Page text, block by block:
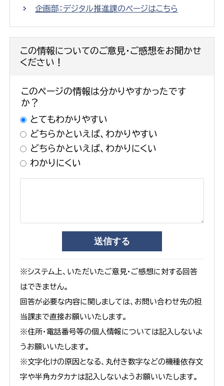
企画部：デジタル推進課のページはこちら
この情報についてのご意見・ご感想をお聞かせ
ください！
このページの情報は分かりやすかったです
か？
とてもわかりやすい
どちらかといえば、わかりやすい
どちらかといえば、わかりにくい
わかりにくい
※システム上、いただいたご意見・ご感想に対する回答
はできません。
回答が必要な内容に関しましては、お問い合わせ先の担
当課まで直接お願いいたします。
※住所・電話番号等の個人情報については記入しないよ
うお願いいたします。
※文字化けの原因となる、丸付き数字などの機種依存文
字や半角カタカナは記入しないようお願いいたします。